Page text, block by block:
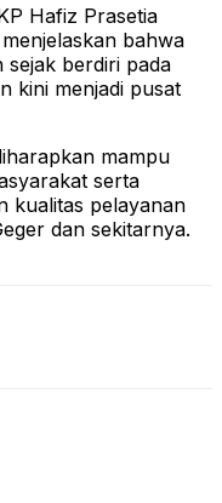
Hafiz Prasetia
bahwa
sejak berdiri pada
kini menjadi pusat
mampu
serta
kualitas pelayanan
dan sekitarnya.